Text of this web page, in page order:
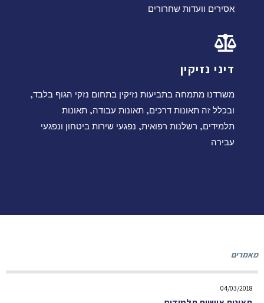
אסירים וועדות שחרורים
דיני נזיקין
משרדנו מתמחה בתביעות נזיקין בתחום נזקי הגוף בלבד,
ובכלל זה תאונות דרכים, תאונות עבודה, תאונות
תלמידים, רשלנות רפואית, נפגעי שירות ביטחון ונפגעי
עבירה
מאמרים
04/03/2018